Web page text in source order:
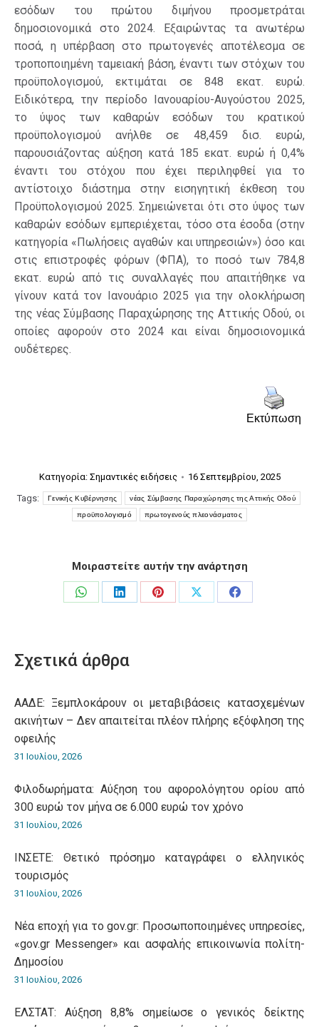
εσόδων του πρώτου διμήνου προσμετράται
δημοσιονομικά στο 2024. Εξαιρώντας τα ανωτέρω
ποσά, η υπέρβαση στο πρωτογενές αποτέλεσμα σε
τροποποιημένη ταμειακή βάση, έναντι των στόχων του
προϋπολογισμού, εκτιμάται σε 848 εκατ. ευρώ.
Ειδικότερα, την περίοδο Ιανουαρίου-Αυγούστου 2025,
το ύψος των καθαρών εσόδων του κρατικού
προϋπολογισμού ανήλθε σε 48,459 δισ. ευρώ,
παρουσιάζοντας αύξηση κατά 185 εκατ. ευρώ ή 0,4%
έναντι του στόχου που έχει περιληφθεί για το
αντίστοιχο διάστημα στην εισηγητική έκθεση του
Προϋπολογισμού 2025. Σημειώνεται ότι στο ύψος των
καθαρών εσόδων εμπεριέχεται, τόσο στα έσοδα (στην
κατηγορία «Πωλήσεις αγαθών και υπηρεσιών») όσο και
στις επιστροφές φόρων (ΦΠΑ), το ποσό των 784,8
εκατ. ευρώ από τις συναλλαγές που απαιτήθηκε να
γίνουν κατά τον Ιανουάριο 2025 για την ολοκλήρωση
της νέας Σύμβασης Παραχώρησης της Αττικής Οδού, οι
οποίες αφορούν στο 2024 και είναι δημοσιονομικά
ουδέτερες.
Εκτύπωση
Κατηγορία: Σημαντικές ειδήσεις
16 Σεπτεμβρίου, 2025
Tags:
Γενικής Κυβέρνησης νέας Σύμβασης Παραχώρησης της Αττικής Οδού
προϋπολογισμό πρωτογενούς πλεονάσματος
Μοιραστείτε αυτήν την ανάρτηση
Share
Share
Share
Share
Share
Σχετικά άρθρα
ΑΑΔΕ: Ξεμπλοκάρουν οι μεταβιβάσεις κατασχεμένων
ακινήτων – Δεν απαιτείται πλέον πλήρης εξόφληση της
οφειλής
31 Ιουλίου, 2026
Φιλοδωρήματα: Αύξηση του αφορολόγητου ορίου από
300 ευρώ τον μήνα σε 6.000 ευρώ τον χρόνο
31 Ιουλίου, 2026
ΙΝΣΕΤΕ: Θετικό πρόσημο καταγράφει ο ελληνικός
τουρισμός
31 Ιουλίου, 2026
Νέα εποχή για το gov.gr: Προσωποποιημένες υπηρεσίες,
«gov.gr Messenger» και ασφαλής επικοινωνία πολίτη-
Δημοσίου
31 Ιουλίου, 2026
ΕΛΣΤΑΤ: Αύξηση 8,8% σημείωσε ο γενικός δείκτης